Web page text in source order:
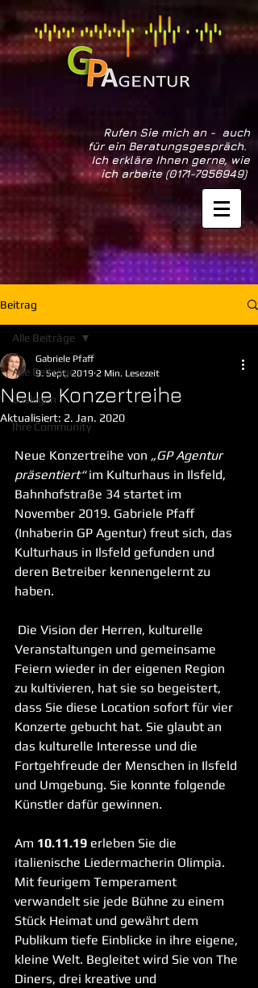
Rufen Sie mich an - auch
für ein Beratungsgespräch.
Ich erkläre Ihnen gerne, wie
ich arbeite (0171-7956949)
Beitrag
Alle Beiträge
Loslegen
Ihre Community
Alle Beiträge
Neue Konzertreihe
Gabriele Pfaff
9. Sept. 2019 2 Min. Lesezeit
Aktualisiert: 2. Jan. 2020
Neue Konzertreihe von „GP Agentur
präsentiert“ im Kulturhaus in Ilsfeld,
Bahnhofstraße 34 startet im
November 2019. Gabriele Pfaff
(Inhaberin GP Agentur) freut sich, das
Kulturhaus in Ilsfeld gefunden und
deren Betreiber kennengelernt zu
haben.
Die Vision der Herren, kulturelle
Veranstaltungen und gemeinsame
Feiern wieder in der eigenen Region
zu kultivieren, hat sie so begeistert,
dass Sie diese Location sofort für vier
Konzerte gebucht hat. Sie glaubt an
das kulturelle Interesse und die
Fortgehfreude der Menschen in Ilsfeld
und Umgebung. Sie konnte folgende
Künstler dafür gewinnen.
Am 10.11.19 erleben Sie die
italienische Liedermacherin Olimpia.
Mit feurigem Temperament
verwandelt sie jede Bühne zu einem
Stück Heimat und gewährt dem
Publikum tiefe Einblicke in ihre eigene,
kleine Welt. Begleitet wird Sie von The
Diners, drei kreative und